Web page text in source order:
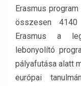
Erasmus
összesen
Erasmus a
lebonyolító
pályafutása alatt
európai